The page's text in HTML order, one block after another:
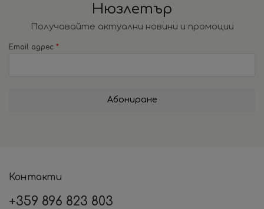
Нюзлетър
Получавайте актуални новини и промоции
Email адрес *
Абониране
Контакти
+359 896 823 803